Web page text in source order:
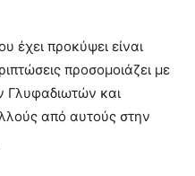
έχει προκύψει είναι
προσομοιάζει με
Γλυφαδιωτών και
από αυτούς στην